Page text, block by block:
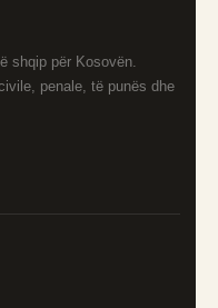
shqip për Kosovën.
penale, të punës dhe